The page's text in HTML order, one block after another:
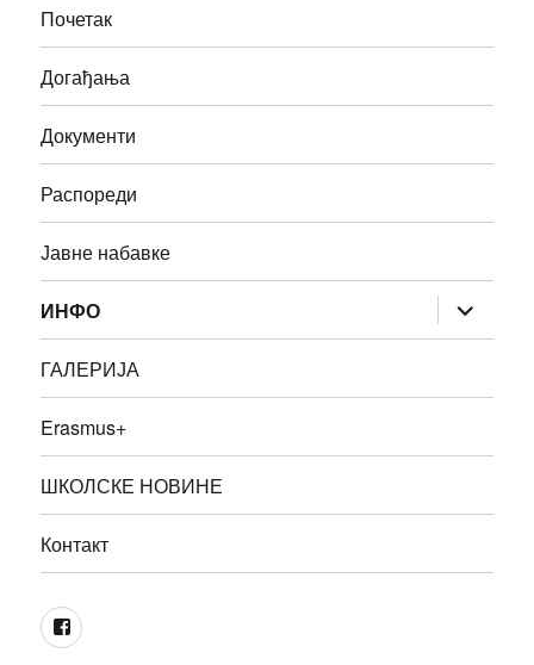
Почетак
Догађања
Документи
Распореди
Јавне набавке
ИНФО прошири
изборник
дете
ГАЛЕРИЈА
Erasmus+
ШКОЛСКЕ НОВИНЕ
Контакт
ФБ